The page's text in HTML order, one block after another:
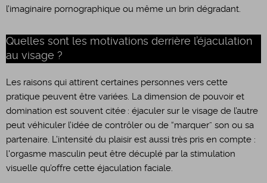
l’imaginaire pornographique ou même un brin dégradant.
Quelles sont les motivations derrière l’éjaculation
au visage ?
Les raisons qui attirent certaines personnes vers cette
pratique peuvent être variées. La dimension de pouvoir et
domination est souvent citée : éjaculer sur le visage de l’autre
peut véhiculer l’idée de contrôler ou de “marquer” son ou sa
partenaire. L’intensité du plaisir est aussi très pris en compte :
l'orgasme masculin peut être décuplé par la stimulation
visuelle qu’offre cette éjaculation faciale.